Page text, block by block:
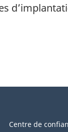
Centre de